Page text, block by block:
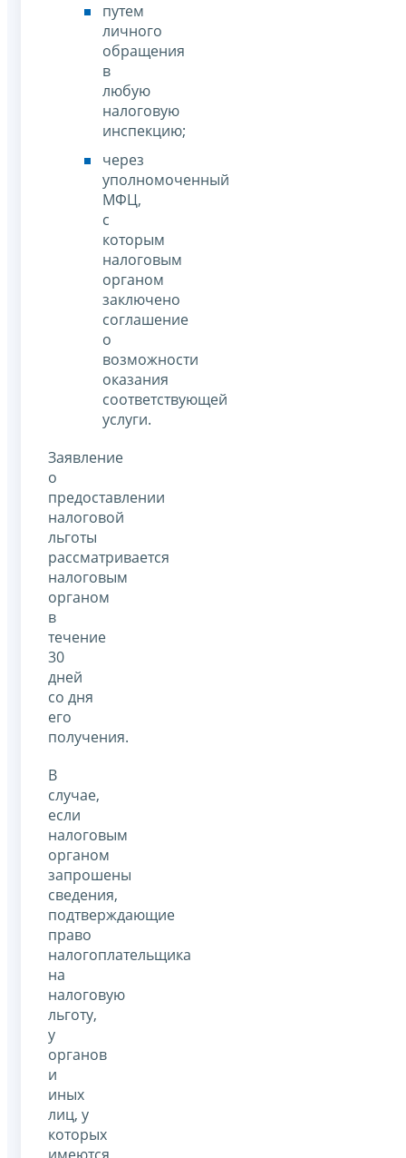
путем
личного
обращения
в
любую
налоговую
инспекцию;
через
уполномоченный
МФЦ,
с
которым
налоговым
органом
заключено
соглашение
о
возможности
оказания
соответствующей
услуги.
Заявление
о
предоставлении
налоговой
льготы
рассматривается
налоговым
органом
в
течение
30
дней
со дня
его
получения.
В
случае,
если
налоговым
органом
запрошены
сведения,
подтверждающие
право
налогоплательщика
на
налоговую
льготу,
у
органов
и
иных
лиц, у
которых